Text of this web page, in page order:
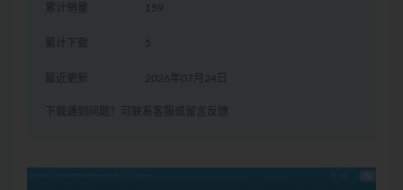
累计销量 159
累计下载 5
最近更新 2026年07月24日
下载遇到问题？可联系客服或留言反馈